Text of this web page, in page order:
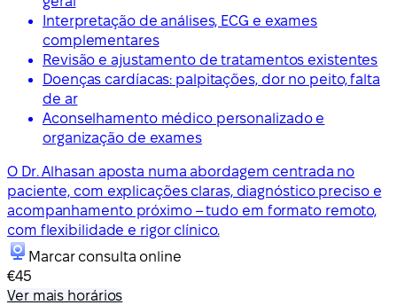
Interpretação de análises, ECG e exames
complementares
Revisão e ajustamento de tratamentos existentes
Doenças cardíacas: palpitações, dor no peito, falta
de ar
Aconselhamento médico personalizado e
organização de exames
O Dr. Alhasan aposta numa abordagem centrada no
paciente, com explicações claras, diagnóstico preciso e
acompanhamento próximo – tudo em formato remoto,
com flexibilidade e rigor clínico.
Marcar consulta online
€45
Ver mais horários